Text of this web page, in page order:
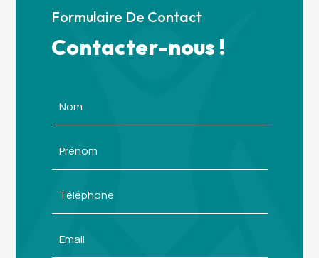
Formulaire De Contact
Contacter-nous !